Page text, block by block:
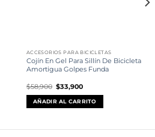
ACCESORIOS PARA BICICLETAS
Cojín En Gel Para Sillín De Bicicleta
Amortigua Golpes Funda
$58,900 El
precio
original
era:
$58,900.
$33,900El
actual
es:
$33,900.
AÑADIR AL CARRITO